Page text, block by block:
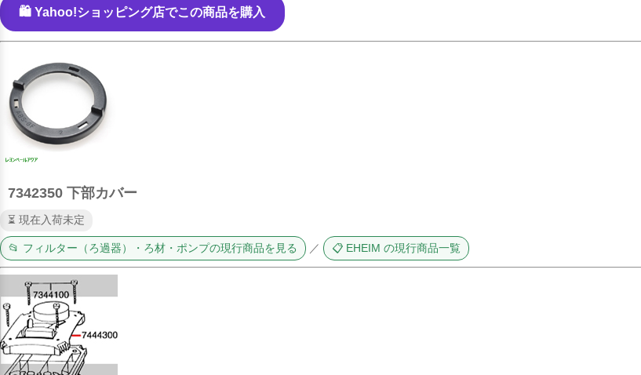
🛍️ Yahoo!ショッピング店でこの商品を購入
7342350 下部カバー
⏳ 現在入荷未定
📂 フィルター（ろ過器）・ろ材・ポンプの現行商品を見る ／ 📋 EHEIM の現行商品一覧